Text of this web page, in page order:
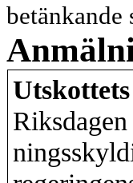
betänkande
nings